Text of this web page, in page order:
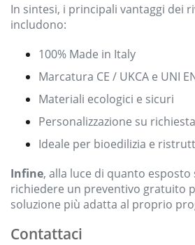
In sintesi, i principali vantaggi dei
includono:
100% Made in Italy
Marcatura CE / UKCA e UNI
Materiali ecologici e sicuri
Personalizzazione su richiesta
Ideale per bioedilizia e
Infine, alla luce di quanto esposto
richiedere un preventivo gratuito
soluzione più adatta al proprio
Contattaci